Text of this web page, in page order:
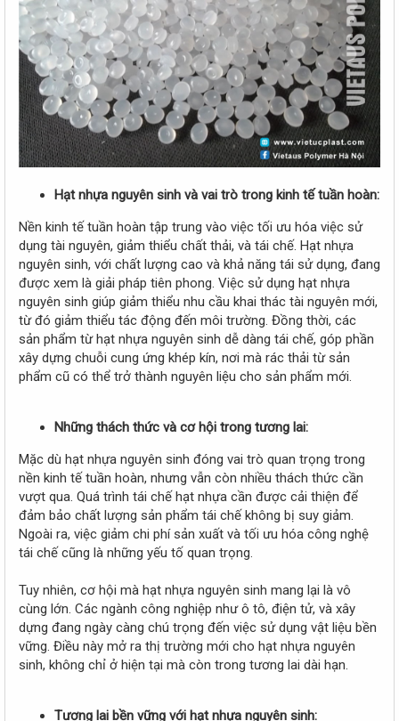
Hạt nhựa nguyên sinh và vai trò trong kinh tế tuần hoàn:
Nền kinh tế tuần hoàn tập trung vào việc tối ưu hóa việc sử
dụng tài nguyên, giảm thiểu chất thải, và tái chế. Hạt nhựa
nguyên sinh, với chất lượng cao và khả năng tái sử dụng, đang
được xem là giải pháp tiên phong. Việc sử dụng hạt nhựa
nguyên sinh giúp giảm thiểu nhu cầu khai thác tài nguyên mới,
từ đó giảm thiểu tác động đến môi trường. Đồng thời, các
sản phẩm từ hạt nhựa nguyên sinh dễ dàng tái chế, góp phần
xây dựng chuỗi cung ứng khép kín, nơi mà rác thải từ sản
phẩm cũ có thể trở thành nguyên liệu cho sản phẩm mới.
Những thách thức và cơ hội trong tương lai:
Mặc dù hạt nhựa nguyên sinh đóng vai trò quan trọng trong
nền kinh tế tuần hoàn, nhưng vẫn còn nhiều thách thức cần
vượt qua. Quá trình tái chế hạt nhựa cần được cải thiện để
đảm bảo chất lượng sản phẩm tái chế không bị suy giảm.
Ngoài ra, việc giảm chi phí sản xuất và tối ưu hóa công nghệ
tái chế cũng là những yếu tố quan trọng.
Tuy nhiên, cơ hội mà hạt nhựa nguyên sinh mang lại là vô
cùng lớn. Các ngành công nghiệp như ô tô, điện tử, và xây
dựng đang ngày càng chú trọng đến việc sử dụng vật liệu bền
vững. Điều này mở ra thị trường mới cho hạt nhựa nguyên
sinh, không chỉ ở hiện tại mà còn trong tương lai dài hạn.
Tương lai bền vững với hạt nhựa nguyên sinh: